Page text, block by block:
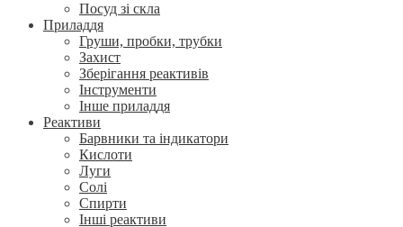
Посуд зі скла
Приладдя
Груши, пробки, трубки
Захист
Зберігання реактивів
Інструменти
Інше приладдя
Реактиви
Барвники та індикатори
Кислоти
Луги
Солі
Спирти
Інші реактиви